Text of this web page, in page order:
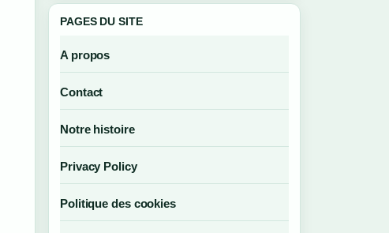
PAGES DU SITE
A propos
Contact
Notre histoire
Privacy Policy
Politique des cookies